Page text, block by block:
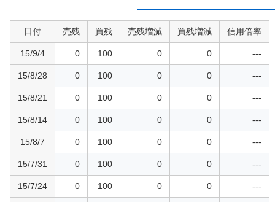
日付 売残 買残 売残増減 買残増減 信用倍率
15/9/4 0 100 0 0 ---
15/8/28 0 100 0 0 ---
15/8/21 0 100 0 0 ---
15/8/14 0 100 0 0 ---
15/8/7 0 100 0 0 ---
15/7/31 0 100 0 0 ---
15/7/24 0 100 0 0 ---